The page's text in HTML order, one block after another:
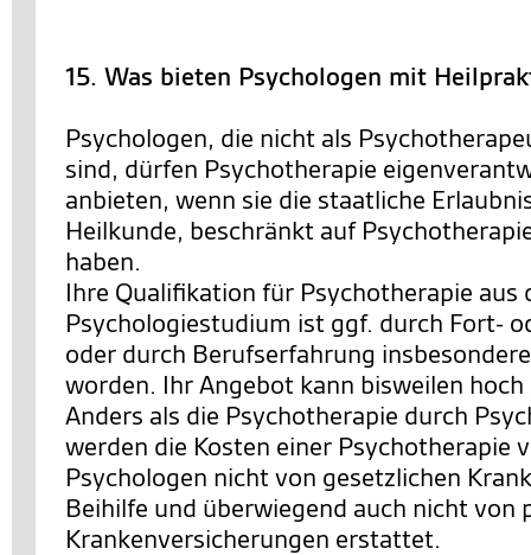
15. Was bieten Psychologen mit
Psychologen, die nicht als
sind, dürfen Psychotherapie
anbieten, wenn sie die staatliche
Heilkunde, beschränkt auf
haben.
Ihre Qualifikation für Psychotherapie aus
Psychologiestudium ist ggf. durch Fort-
oder durch Berufserfahrung
worden. Ihr Angebot kann bisweilen
Anders als die Psychotherapie durch
werden die Kosten einer Psychotherapie
Psychologen nicht von gesetzlichen
Beihilfe und überwiegend auch nicht von
Krankenversicherungen erstattet.